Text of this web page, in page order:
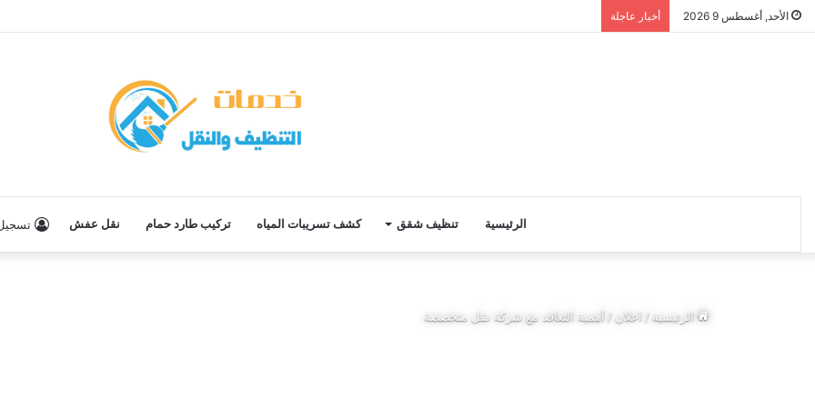
الأحد, أغسطس 9 2026 أخبار عاجلة
الرئيسية تنظيف شقق كشف تسريبات المياه تركيب طارد حمام نقل عفش
الرئيسية/ اعلان/ أهمية التعاقد مع شركة نقل متخصصة